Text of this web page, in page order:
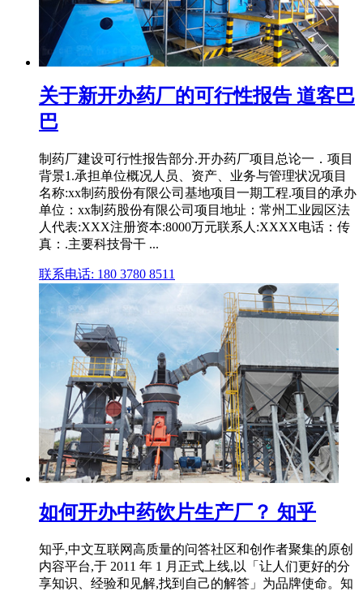
关于新开办药厂的可行性报告 道客巴
巴
制药厂建设可行性报告部分.开办药厂项目总论一．项目
背景1.承担单位概况人员、资产、业务与管理状况项目
名称:xx制药股份有限公司基地项目一期工程.项目的承办
单位：xx制药股份有限公司项目地址：常州工业园区法
人代表:XXX注册资本:8000万元联系人:XXXX电话：传
真：.主要科技骨干 ...
联系电话: 180 3780 8511
如何开办中药饮片生产厂？ 知乎
知乎,中文互联网高质量的问答社区和创作者聚集的原创
内容平台,于 2011 年 1 月正式上线,以「让人们更好的分
享知识、经验和见解,找到自己的解答」为品牌使命。知